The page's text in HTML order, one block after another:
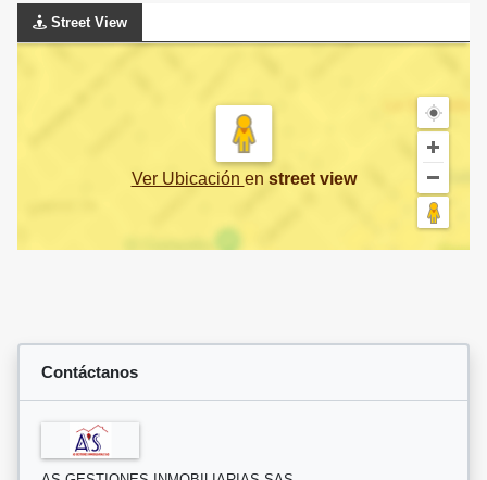
Street View
Ver Ubicación en street view
Contáctanos